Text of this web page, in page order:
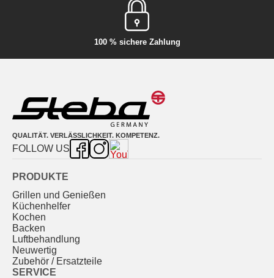
100 % sichere Zahlung
QUALITÄT. VERLÄSSLICHKEIT. KOMPETENZ.
FOLLOW US
PRODUKTE
Grillen und Genießen
Küchenhelfer
Kochen
Backen
Luftbehandlung
Neuwertig
Zubehör / Ersatzteile
SERVICE